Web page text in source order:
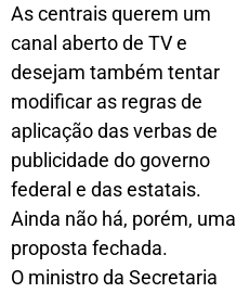
As centrais querem um
canal aberto de TV e
desejam também tentar
modificar as regras de
aplicação das verbas de
publicidade do governo
federal e das estatais.
Ainda não há, porém, uma
proposta fechada.
O ministro da Secretaria